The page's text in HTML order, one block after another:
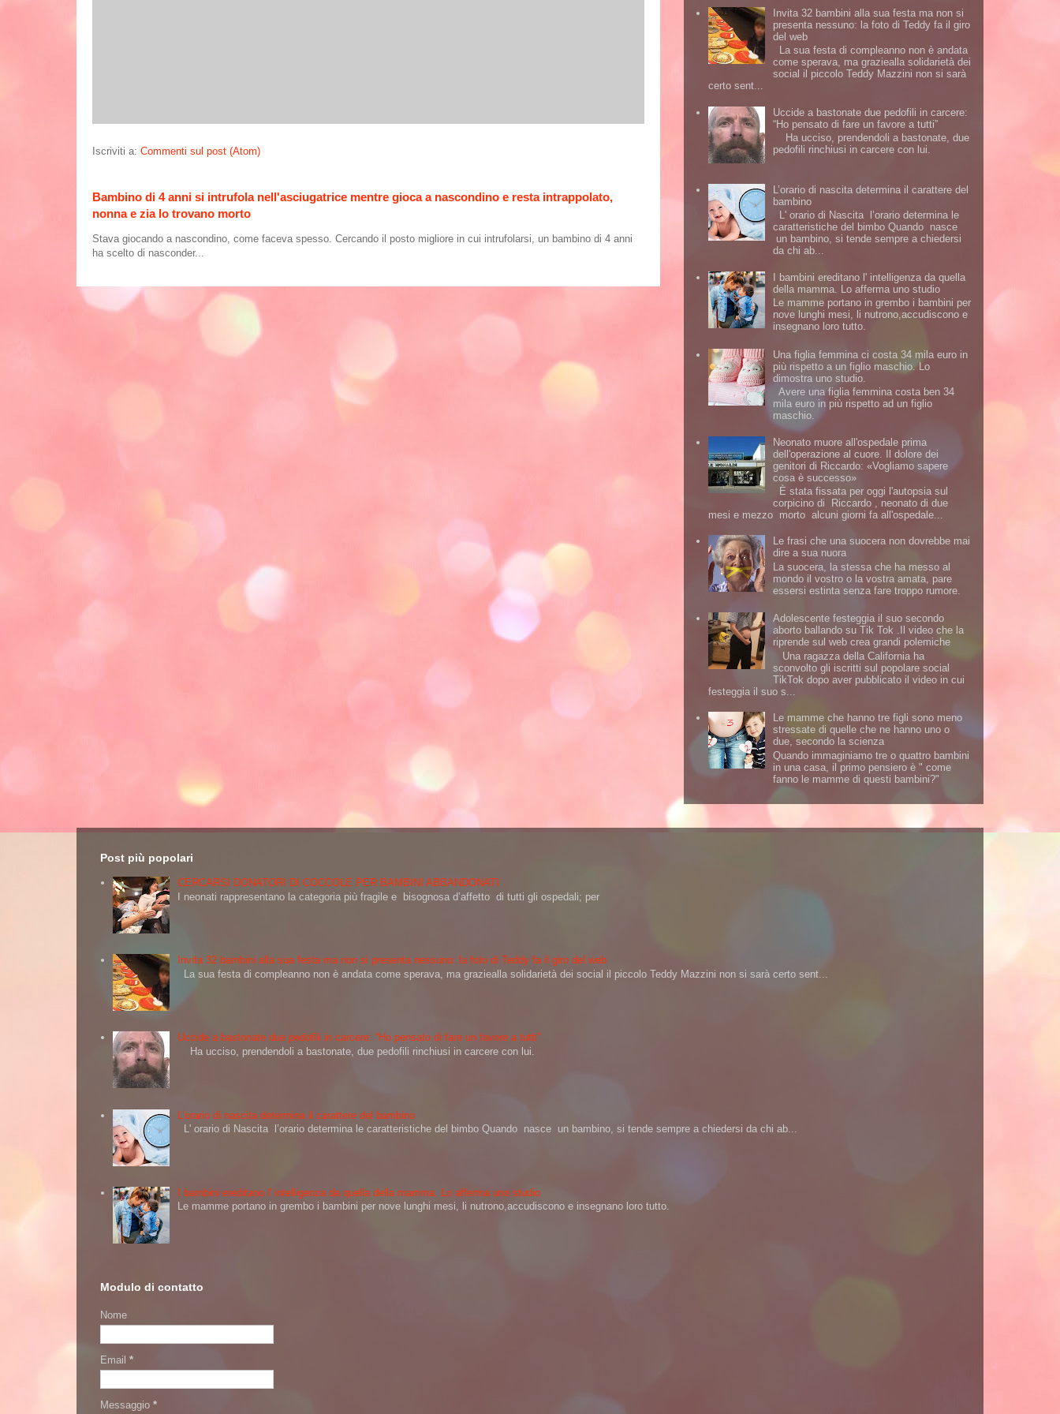
Iscriviti a: Commenti sul post (Atom)
Bambino di 4 anni si intrufola nell'asciugatrice mentre gioca a nascondino e resta intrappolato,
nonna e zia lo trovano morto
Stava giocando a nascondino, come faceva spesso. Cercando il posto migliore in cui intrufolarsi, un bambino di 4 anni
ha scelto di nasconder...
Invita 32 bambini alla sua festa ma non si
presenta nessuno: la foto di Teddy fa il giro
del web
La sua festa di compleanno non è andata
come sperava, ma graziealla solidarietà dei
social il piccolo Teddy Mazzini non si sarà
certo sent...
Uccide a bastonate due pedofili in carcere:
“Ho pensato di fare un favore a tutti”
Ha ucciso, prendendoli a bastonate, due
pedofili rinchiusi in carcere con lui.
L’orario di nascita determina il carattere del
bambino
L' orario di Nascita l’orario determina le
caratteristiche del bimbo Quando nasce
un bambino, si tende sempre a chiedersi
da chi ab...
I bambini ereditano l' intelligenza da quella
della mamma. Lo afferma uno studio
Le mamme portano in grembo i bambini per
nove lunghi mesi, li nutrono,accudiscono e
insegnano loro tutto.
Una figlia femmina ci costa 34 mila euro in
più rispetto a un figlio maschio. Lo
dimostra uno studio.
Avere una figlia femmina costa ben 34
mila euro in più rispetto ad un figlio
maschio.
Neonato muore all'ospedale prima
dell'operazione al cuore. Il dolore dei
genitori di Riccardo: «Vogliamo sapere
cosa è successo»
È stata fissata per oggi l'autopsia sul
corpicino di Riccardo , neonato di due
mesi e mezzo morto alcuni giorni fa all'ospedale...
Le frasi che una suocera non dovrebbe mai
dire a sua nuora
La suocera, la stessa che ha messo al
mondo il vostro o la vostra amata, pare
essersi estinta senza fare troppo rumore.
Adolescente festeggia il suo secondo
aborto ballando su Tik Tok .Il video che la
riprende sul web crea grandi polemiche
Una ragazza della California ha
sconvolto gli iscritti sul popolare social
TikTok dopo aver pubblicato il video in cui
festeggia il suo s...
Le mamme che hanno tre figli sono meno
stressate di quelle che ne hanno uno o
due, secondo la scienza
Quando immaginiamo tre o quattro bambini
in una casa, il primo pensiero è " come
fanno le mamme di questi bambini?"
Post più popolari
CERCARSI DONATORI DI COCCOLE PER BAMBINI ABBANDONATI
I neonati rappresentano la categoria più fragile e bisognosa d’affetto di tutti gli ospedali; per
Invita 32 bambini alla sua festa ma non si presenta nessuno: la foto di Teddy fa il giro del web
La sua festa di compleanno non è andata come sperava, ma graziealla solidarietà dei social il piccolo Teddy Mazzini non si sarà certo sent...
Uccide a bastonate due pedofili in carcere: “Ho pensato di fare un favore a tutti”
Ha ucciso, prendendoli a bastonate, due pedofili rinchiusi in carcere con lui.
L’orario di nascita determina il carattere del bambino
L' orario di Nascita l’orario determina le caratteristiche del bimbo Quando nasce un bambino, si tende sempre a chiedersi da chi ab...
I bambini ereditano l' intelligenza da quella della mamma. Lo afferma uno studio
Le mamme portano in grembo i bambini per nove lunghi mesi, li nutrono,accudiscono e insegnano loro tutto.
Modulo di contatto
Nome
Email *
Messaggio *